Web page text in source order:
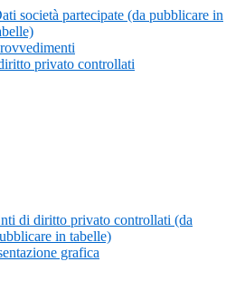
società partecipate (da pubblicare in
privato controllati
di diritto privato controllati (da
in tabelle)
grafica